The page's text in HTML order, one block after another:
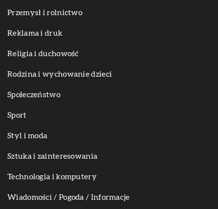
Przemysł i rolnictwo
Reklama i druk
Religia i duchowość
Rodzina i wychowanie dzieci
Społeczeństwo
Sport
Styl i moda
Sztuka i zainteresowania
Technologia i komputery
Wiadomości / Pogoda / Informacje